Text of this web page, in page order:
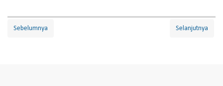
Sebelumnya Selanjutnya